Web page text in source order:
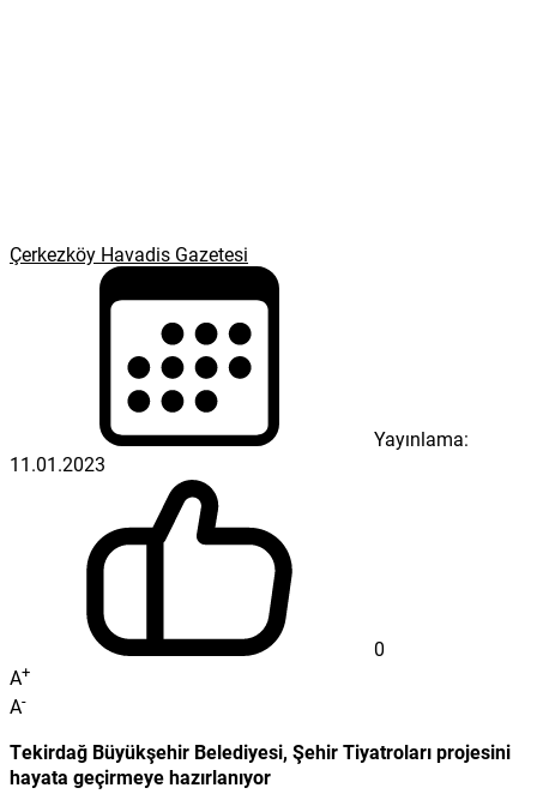
Çerkezköy Havadis Gazetesi
Yayınlama:
11.01.2023
0
A+
A-
Tekirdağ Büyükşehir Belediyesi, Şehir Tiyatroları projesini
hayata geçirmeye hazırlanıyor